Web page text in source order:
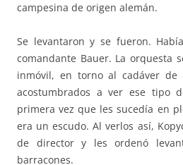
campesina de origen alemán.
Se levantaron y se fueron.
comandante Bauer. La orquesta
inmóvil, en torno al cadáver de
acostumbrados a ver ese tipo
primera vez que les sucedía en
era un escudo. Al verlos así,
de director y les ordenó
barracones.